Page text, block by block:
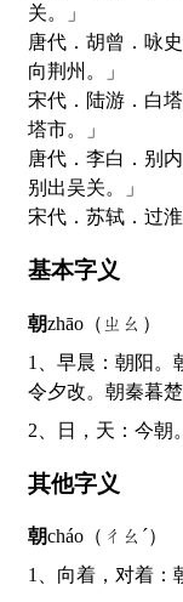
关。」
唐代．胡曾．咏
向荆州。」
宋代．陆游．白
塔市。」
唐代．李白．别
别出吴关。」
宋代．苏轼．过
基本字义
朝zhāo（ㄓㄠ）
1、早晨：朝阳。朝晖。朝暮。朝霞。朝气。朝思暮想。朝
令夕改。朝秦暮
2、日，天：今朝
其他字义
朝cháo（ㄔㄠˊ）
1、向着，对着